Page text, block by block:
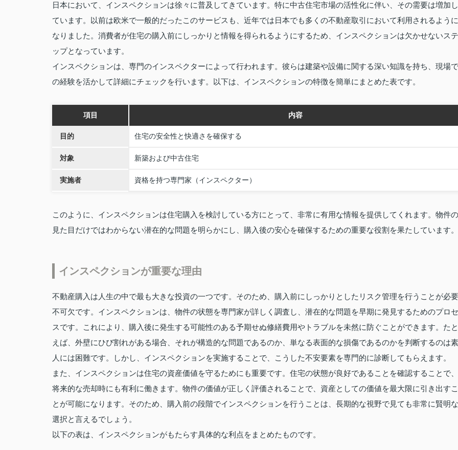
日本において、インスペクションは徐々に普及してきています。特に中古住宅市場の活性化に伴い、その需要は増加し
ています。以前は欧米で一般的だったこのサービスも、近年では日本でも多くの不動産取引において利用されるように
なりました。消費者が住宅の購入前にしっかりと情報を得られるようにするため、インスペクションは欠かせないステ
ップとなっています。
インスペクションは、専門のインスペクターによって行われます。彼らは建築や設備に関する深い知識を持ち、現場で
の経験を活かして詳細にチェックを行います。以下は、インスペクションの特徴を簡単にまとめた表です。
項目 内容
目的 住宅の安全性と快適さを確保する
対象 新築および中古住宅
実施者 資格を持つ専門家（インスペクター）
このように、インスペクションは住宅購入を検討している方にとって、非常に有用な情報を提供してくれます。物件の
見た目だけではわからない潜在的な問題を明らかにし、購入後の安心を確保するための重要な役割を果たしています。
インスペクションが重要な理由
不動産購入は人生の中で最も大きな投資の一つです。そのため、購入前にしっかりとしたリスク管理を行うことが必要
不可欠です。インスペクションは、物件の状態を専門家が詳しく調査し、潜在的な問題を早期に発見するためのプロセ
スです。これにより、購入後に発生する可能性のある予期せぬ修繕費用やトラブルを未然に防ぐことができます。たと
えば、外壁にひび割れがある場合、それが構造的な問題であるのか、単なる表面的な損傷であるのかを判断するのは素
人には困難です。しかし、インスペクションを実施することで、こうした不安要素を専門的に診断してもらえます。
また、インスペクションは住宅の資産価値を守るためにも重要です。住宅の状態が良好であることを確認することで、
将来的な売却時にも有利に働きます。物件の価値が正しく評価されることで、資産としての価値を最大限に引き出すこ
とが可能になります。そのため、購入前の段階でインスペクションを行うことは、長期的な視野で見ても非常に賢明な
選択と言えるでしょう。
以下の表は、インスペクションがもたらす具体的な利点をまとめたものです。